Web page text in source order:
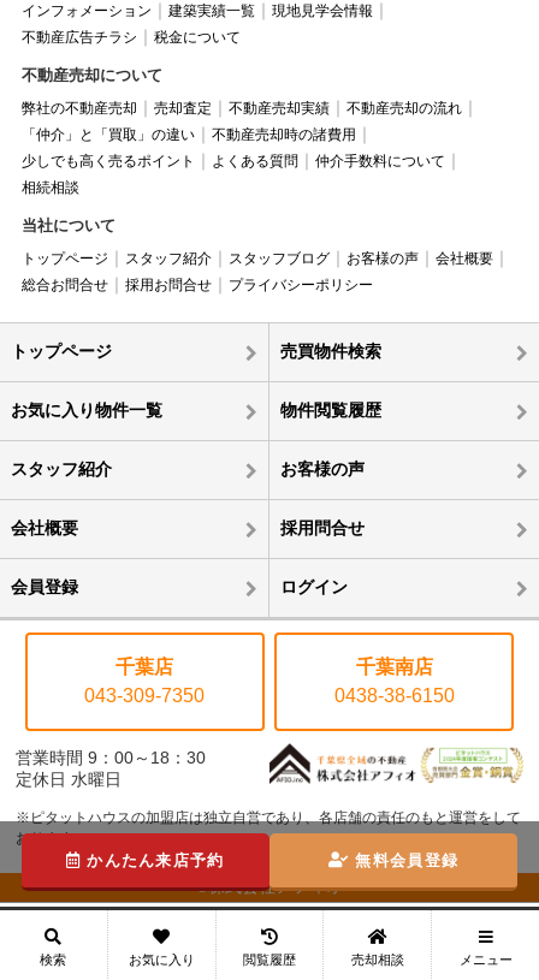
インフォメーション 建築実績一覧
現地見学会情報
不動産広告チラシ
税金について
不動産売却について
弊社の不動産売却 売却査定 不動産売却実績
不動産売却の流れ
「仲介」と「買取」の違い
不動産売却時の諸費用
少しでも高く売るポイント
よくある質問
仲介手数料について
相続相談
当社について
トップページ スタッフ紹介 スタッフブログ お客様の声
会社概要
総合お問合せ
採用お問合せ プライバシーポリシー
トップページ 売買物件検索
お気に入り物件一覧 物件閲覧履歴
スタッフ紹介 お客様の声
会社概要 採用問合せ
会員登録 ログイン
千葉店
043-309-7350
千葉南店
0438-38-6150
営業時間 9：00～18：30
定休日 水曜日
※ピタットハウスの加盟店は独立自営であり、各店舗の責任のもと運営をして
おります。
©株式会社アフィオ
かんたん来店予約 無料会員登録
検索 お気に入り 閲覧履歴 売却相談 メニュー